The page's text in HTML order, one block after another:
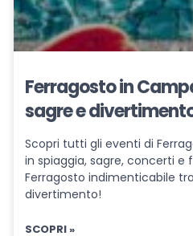
Ferragosto in
sagre e
Scopri tutti gli eventi di
in spiaggia, sagre, concerti e
Ferragosto indimenticabile
divertimento!
SCOPRI »